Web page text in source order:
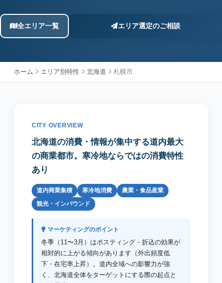
全エリア一覧 エリア選定のご相談
ホーム エリア別特性 北海道 札幌市
CITY OVERVIEW
北海道の消費・情報が集中する道内最大
の商業都市。寒冷地ならではの消費特性
あり
道内商業集積 寒冷地消費 農業・食品産業
観光・インバウンド
マーケティングのポイント
冬季（11〜3月）はポスティング・折込の効果が
相対的に上がる傾向があります（外出頻度低
下・在宅率上昇）。道内全域への影響力が強
く、北海道全体をターゲットにする際の起点と